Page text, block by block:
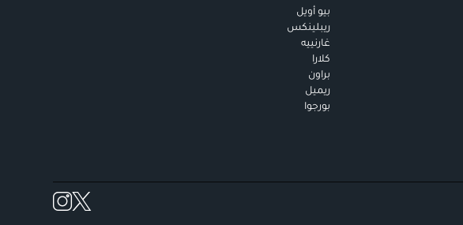
بيو أويل
ريبلينكس
غارنييه
كلارا
براون
ريميل
بورجوا